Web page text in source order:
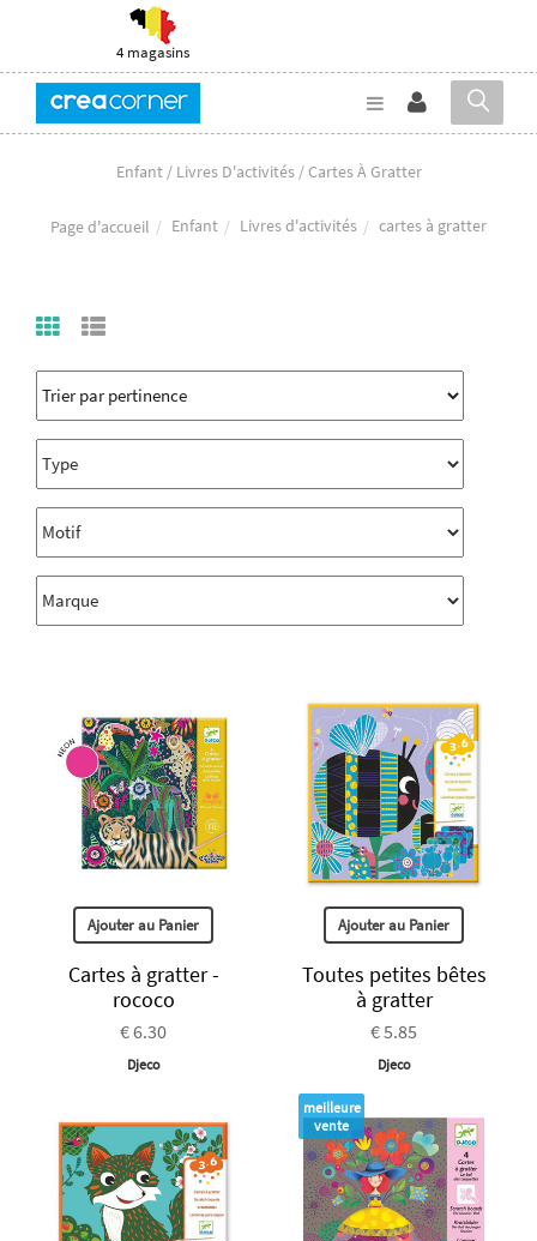
4 magasins
Enfant / Livres D'activités / Cartes À Gratter
Page d'accueil Enfant Livres d'activités cartes à gratter
Ajouter au Panier
Cartes à gratter -
rococo
€ 6.30
Djeco
Ajouter au Panier
Toutes petites bêtes
à gratter
€ 5.85
Djeco
meilleure
vente